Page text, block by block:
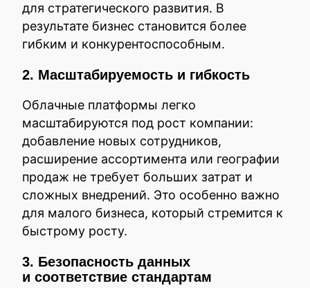
для стратегического развития. В
результате бизнес становится более
гибким и конкурентоспособным.
2. Масштабируемость и гибкость
Облачные платформы легко
масштабируются под рост компании:
добавление новых сотрудников,
расширение ассортимента или географии
продаж не требует больших затрат и
сложных внедрений. Это особенно важно
для малого бизнеса, который стремится к
быстрому росту.
3. Безопасность данных
и соответствие стандартам